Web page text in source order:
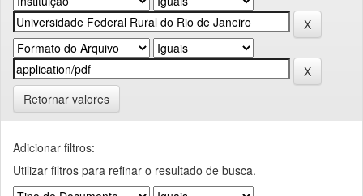
Retornar valores
Adicionar filtros:
Utilizar filtros para refinar o resultado de busca.